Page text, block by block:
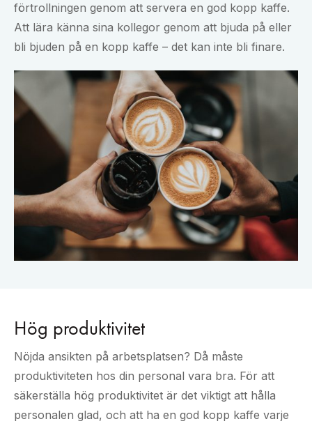
förtrollningen genom att servera en god kopp kaffe.
Att lära känna sina kollegor genom att bjuda på eller
bli bjuden på en kopp kaffe – det kan inte bli finare.
Hög produktivitet
Nöjda ansikten på arbetsplatsen? Då måste
produktiviteten hos din personal vara bra. För att
säkerställa hög produktivitet är det viktigt att hålla
personalen glad, och att ha en god kopp kaffe varje